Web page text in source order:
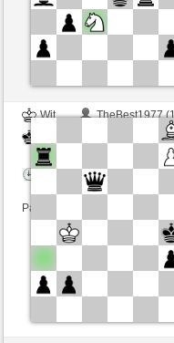
Wit
TheBest1977
Speelduur: 4 minutes/
Partij telt mee voor de ranglijst